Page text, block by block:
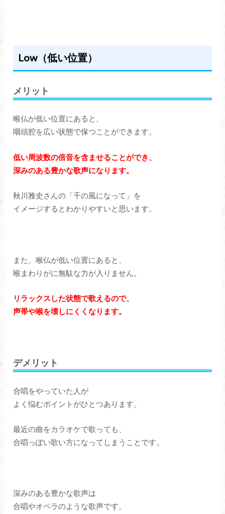
Low（低い位置）
メリット
喉仏が低い位置にあると、
咽頭腔を広い状態で保つことができます。
低い周波数の倍音を含ませることができ、
深みのある豊かな歌声になります。
秋川雅史さんの「千の風になって」を
イメージするとわかりやすいと思います。
また、喉仏が低い位置にあると、
喉まわりがに無駄な力が入りません。
リラックスした状態で歌えるので、
声帯や喉を壊しにくくなります。
デメリット
合唱をやっていた人が
よく悩むポイントがひとつあります。
最近の曲をカラオケで歌っても、
合唱っぽい歌い方になってしまうことです。
深みのある豊かな歌声は
合唱やオペラのような歌声です。